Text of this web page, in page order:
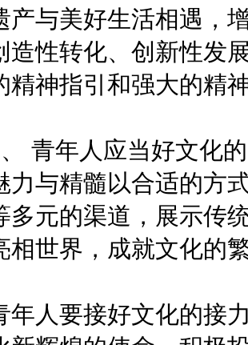
产与美好生活相遇，
造性转化、创新性发
精神指引和强大的精
年人应当好文化的
力与精髓以合适的方
多元的渠道，展示传
相世界，成就文化的
要接好文化的接力